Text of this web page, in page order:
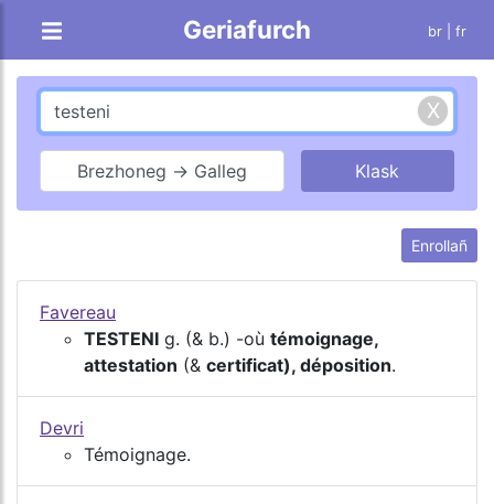
Geriafurch br | fr
Brezhoneg → Galleg
Enrollañ
Favereau
TESTENI g. (& b.) -où témoignage,
attestation (& certificat), déposition.
Devri
Témoignage.